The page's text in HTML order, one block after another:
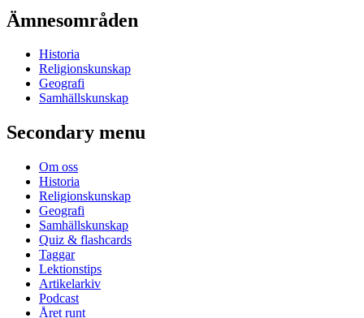
Ämnesområden
Historia
Religionskunskap
Geografi
Samhällskunskap
Secondary menu
Om oss
Historia
Religionskunskap
Geografi
Samhällskunskap
Quiz & flashcards
Taggar
Lektionstips
Artikelarkiv
Podcast
Året runt